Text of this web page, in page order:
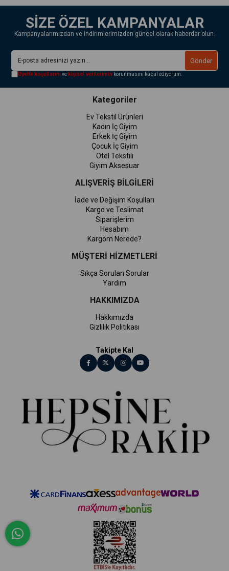
SİZE ÖZEL KAMPANYALAR
Kampanyalarımızdan ve indirimlerimizden güncel olarak haberdar olun.
Gönder
Üyelik koşullarını ve kişisel verilerimin korunmasını kabul ediyorum.
Kategoriler
Ev Tekstil Ürünleri
Kadın İç Giyim
Erkek İç Giyim
Çocuk İç Giyim
Otel Tekstili
Giyim Aksesuar
ALIŞVERİŞ BİLGİLERİ
İade ve Değişim Koşulları
Kargo ve Teslimat
Siparişlerim
Hesabım
Kargom Nerede?
MÜŞTERİ HİZMETLERİ
Sıkça Sorulan Sorular
Yardım
HAKKIMIZDA
Hakkımızda
Gizlilik Politikası
Takipte Kal